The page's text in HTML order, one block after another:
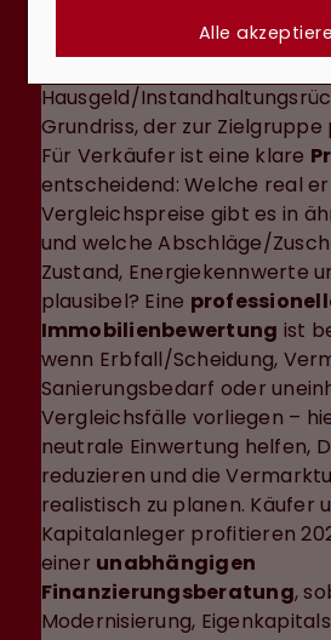
Banken aktuell stark
Hausgeld/
Grundriss, der zur Zielgruppe
Für Verkäufer ist eine klare
entscheidend: Welche real
Vergleichspreise gibt es in
und welche Abschläge/
Zustand, Energiekennwerte
plausibel? Eine
Immobilienbewertung ist
wenn Erbfall/Scheidung,
Sanierungsbedarf oder
Vergleichsfälle vorliegen –
neutrale Einwertung helfen,
reduzieren und die
realistisch zu planen. Käufer
Kapitalanleger profitieren
einer unabhängigen
Finanzierungsberatung,
Modernisierung,
Alle